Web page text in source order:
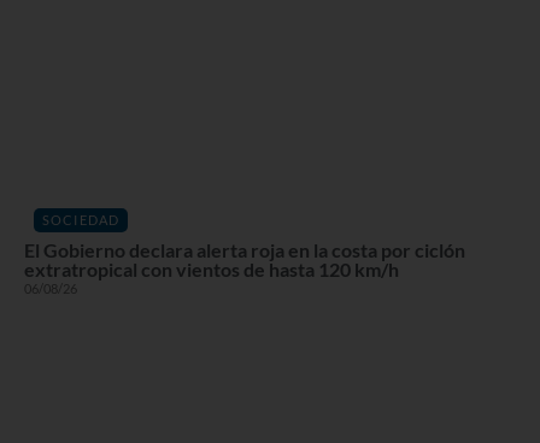
SOCIEDAD
El Gobierno declara alerta roja en la costa por ciclón
extratropical con vientos de hasta 120 km/h
06/08/26